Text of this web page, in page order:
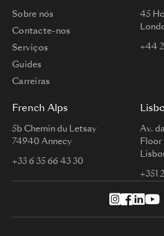
Sobre nós
Contacte-nos
Serviços
Guides
Carreiras
45
+44
French Alps
5b Chemin du Letsay
74940 Annecy
+33 6 35 66 43 30
Av.
Floor
+351